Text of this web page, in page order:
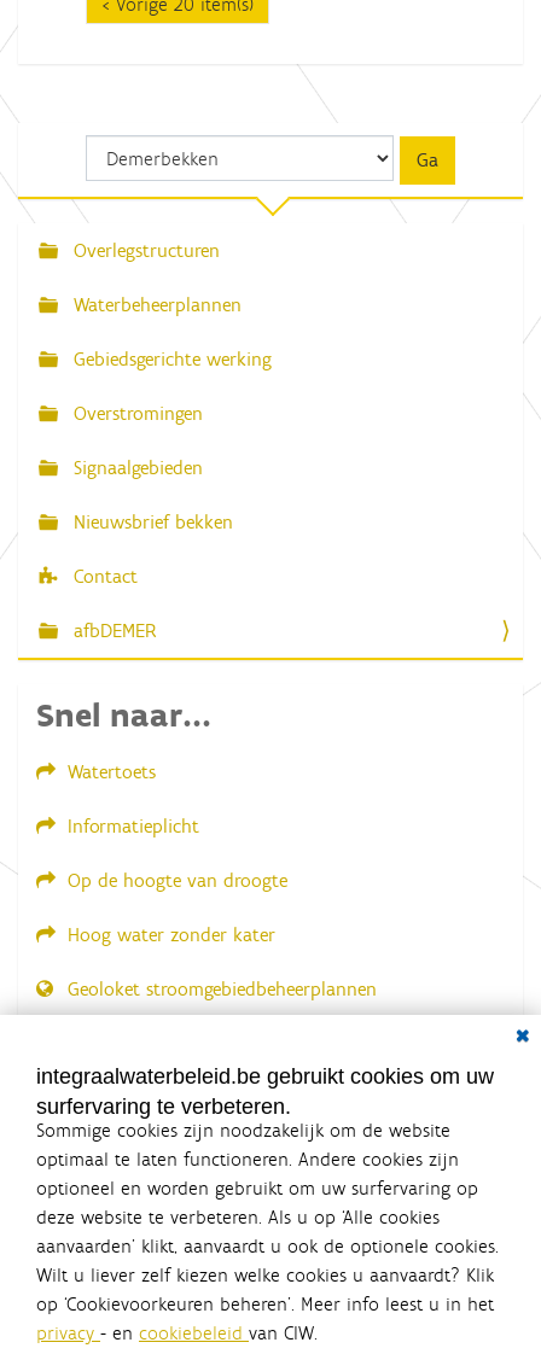
N
a
i
g
t
Overlegstructuren
Waterbeheerplannen
Gebiedsgerichte werking
Overstromingen
Signaalgebieden
Nieuwsbrief bekken
Contact
afbDEMER
Snel naar...
Watertoets
Informatieplicht
Op de hoogte van droogte
Hoog water zonder kater
Geoloket stroomgebiedbeheerplannen
LOGIN VEREIST
integraalwaterbeleid.be gebruikt cookies om uw
surfervaring te verbeteren.
Sommige cookies zijn noodzakelijk om de website
optimaal te laten functioneren. Andere cookies zijn
optioneel en worden gebruikt om uw surfervaring op
deze website te verbeteren. Als u op ‘Alle cookies
aanvaarden’ klikt, aanvaardt u ook de optionele cookies.
Wilt u liever zelf kiezen welke cookies u aanvaardt? Klik
op ‘Cookievoorkeuren beheren’. Meer info leest u in het
privacy - en cookiebeleid van CIW.
Integraalwaterbeleid.be is een
officiële website van de Vlaamse
overheid
uitgegeven door Coördinatiecommissie Integraal
Waterbeleid
De Coördinatiecommissie Integraal Waterbeleid (CIW) is een